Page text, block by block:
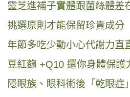
靈芝進補子實體跟菌絲體差
挑選原則才能保留珍貴成分
年節多吃少動小心代謝力直
豆紅麴 +Q10 還你身體保護
隱眼族、眼科術後「乾眼症